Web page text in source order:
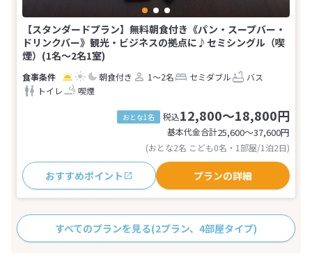
【スタンダードプラン】無料朝食付き《パン・スープバー・
ドリンクバー》観光・ビジネスの拠点に♪セミシングル（喫
煙）(1名～2名1室)
朝食付き 1～2名 セミダブル
バス
トイレ
喫煙
おとな1名 税込12,800～18,800円
基本代金合計25,600〜37,600円
(おとな2名 こども0名・1部屋/1泊2日)
おすすめポイント プランの詳細
すべてのプランを見る(2プラン、4部屋タイプ)